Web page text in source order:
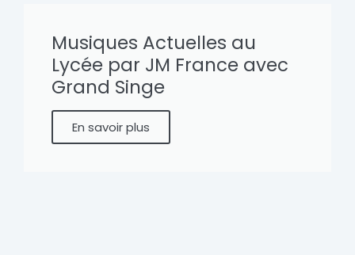
Musiques Actuelles au
Lycée par JM France avec
Grand Singe
En savoir plus